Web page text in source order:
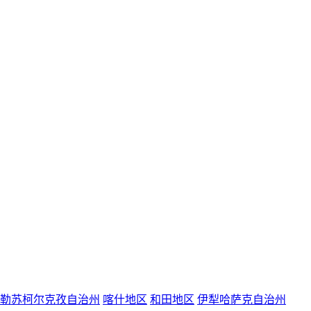
苏柯尔克孜自治州 喀什地区 和田地区 伊犁哈萨克自治州